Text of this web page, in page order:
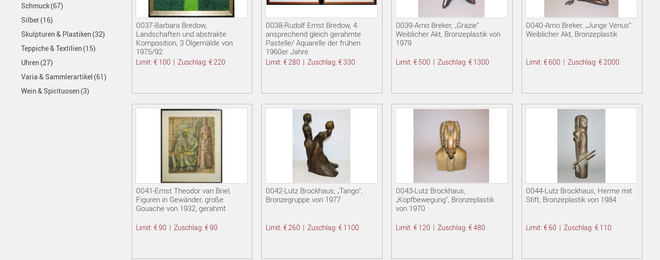
0037-Barbara Bredow,
Landschaften und abstrakte
Komposition, 3 Ölgemälde von
1975/92
Limit: € 100 | Zuschlag: € 220
0038-Rudolf Ernst Bredow, 4
ansprechend gleich gerahmte
Pastelle/ Aquarelle der frühen
1960er Jahre
Limit: € 280 |Zuschlag: € 330
0039-Arno Breker, „Grazie“
Weiblicher Akt, Bronzeplastik von
1979
Limit: € 500 |Zuschlag: € 1300
0040-Arno Breker, „Junge Venus“
Weiblicher Akt, Bronzeplastik
Limit: € 600 | Zuschlag: € 2000
0041-Ernst Theodor van Briel,
Figuren in Gewänder, große
Gouache von 1932, gerahmt
Limit: € 90 | Zuschlag: € 90
0042-Lutz Brockhaus, „Tango“,
Bronzegruppe von 1977
Limit: € 260 |Zuschlag: € 1100
0043-Lutz Brockhaus,
„Kopfbewegung“, Bronzeplastik
von 1970
Limit: € 120 |Zuschlag: € 480
0044-Lutz Brockhaus, Herme mit
Stift, Bronzeplastik von 1984
Limit: € 60 | Zuschlag: € 110
Schmuck(67)
Silber(16)
Skulpturen & Plastiken (32)
Teppiche & Textilien (15)
Uhren (27)
Varia & Sammlerartikel (61)
Wein & Spirituosen (3)